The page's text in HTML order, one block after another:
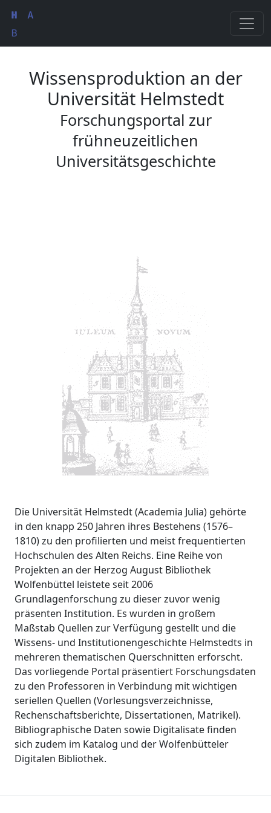
Wissensproduktion an der
Universität Helmstedt
Forschungsportal zur
frühneuzeitlichen
Universitätsgeschichte
Die Universität Helmstedt (Academia Julia) gehörte
in den knapp 250 Jahren ihres Bestehens (1576–
1810) zu den profilierten und meist frequentierten
Hochschulen des Alten Reichs. Eine Reihe von
Projekten an der Herzog August Bibliothek
Wolfenbüttel leistete seit 2006
Grundlagenforschung zu dieser zuvor wenig
präsenten Institution. Es wurden in großem
Maßstab Quellen zur Verfügung gestellt und die
Wissens- und Institutionengeschichte Helmstedts in
mehreren thematischen Querschnitten erforscht.
Das vorliegende Portal präsentiert Forschungsdaten
zu den Professoren in Verbindung mit wichtigen
seriellen Quellen (Vorlesungsverzeichnisse,
Rechenschaftsberichte, Dissertationen, Matrikel).
Bibliographische Daten sowie Digitalisate finden
sich zudem im Katalog und der Wolfenbütteler
Digitalen Bibliothek.